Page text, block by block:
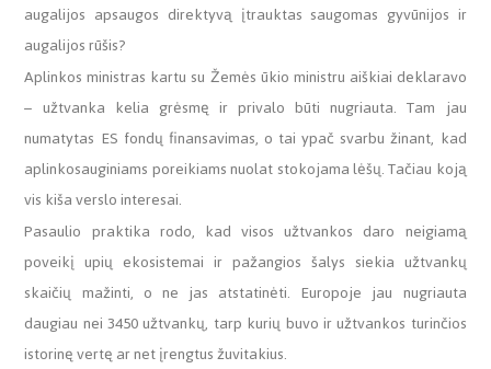
augalijos apsaugos direktyvą įtrauktas saugomas gyvūnijos ir
augalijos rūšis?
Aplinkos ministras kartu su Žemės ūkio ministru aiškiai deklaravo
– užtvanka kelia grėsmę ir privalo būti nugriauta. Tam jau
numatytas ES fondų finansavimas, o tai ypač svarbu žinant, kad
aplinkosauginiams poreikiams nuolat stokojama lėšų. Tačiau koją
vis kiša verslo interesai.
Pasaulio praktika rodo, kad visos užtvankos daro neigiamą
poveikį upių ekosistemai ir pažangios šalys siekia užtvankų
skaičių mažinti, o ne jas atstatinėti. Europoje jau nugriauta
daugiau nei 3450 užtvankų, tarp kurių buvo ir užtvankos turinčios
istorinę vertę ar net įrengtus žuvitakius.